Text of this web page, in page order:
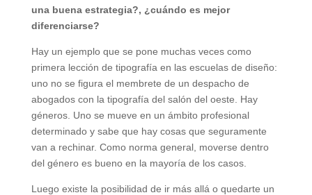
una buena estrategia?, ¿cuándo es mejor
diferenciarse?
Hay un ejemplo que se pone muchas veces como
primera lección de tipografía en las escuelas de diseño:
uno no se figura el membrete de un despacho de
abogados con la tipografía del salón del oeste. Hay
géneros. Uno se mueve en un ámbito profesional
determinado y sabe que hay cosas que seguramente
van a rechinar. Como norma general, moverse dentro
del género es bueno en la mayoría de los casos.
Luego existe la posibilidad de ir más allá o quedarte un